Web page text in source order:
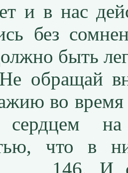
и в нас
без
быть
во
сердцем
что в